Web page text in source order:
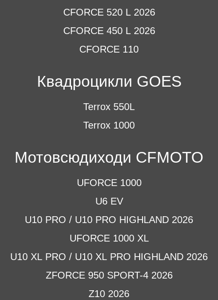
CFORCE 520 L 2026
CFORCE 450 L 2026
CFORCE 110
Квадроцикли GOES
Terrox 550L
Terrox 1000
Мотовсюдиходи CFMOTO
UFORCE 1000
U6 EV
U10 PRO / U10 PRO HIGHLAND 2026
UFORCE 1000 XL
U10 XL PRO / U10 XL PRO HIGHLAND 2026
ZFORCE 950 SPORT-4 2026
Z10 2026